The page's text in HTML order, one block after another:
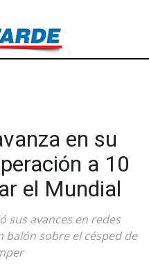
en su
a 10
el Mundial
sus avances en redes
balón sobre el césped de